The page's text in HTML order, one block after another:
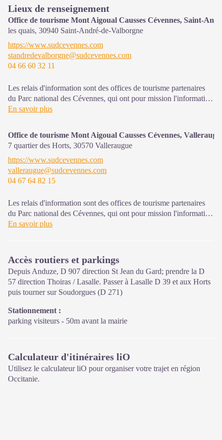
Lieux de renseignement
Office de tourisme Mont Aigoual Causses Cévennes, Saint-
les quais, 30940 Saint-André-de-Valborgne
https://www.sudcevennes.com
standredevalborgne@sudcevennes.com
04 66 60 32 11
Les relais d'information sont des offices de tourisme partenaires
du Parc national des Cévennes, qui ont pour mission l'information
et la sensibilisation sur l'offre de découverte et d'animation ainsi
En savoir plus
Office de tourisme Mont Aigoual Causses Cévennes,
7 quartier des Horts, 30570 Valleraugue
https://www.sudcevennes.com
valleraugue@sudcevennes.com
04 67 64 82 15
Les relais d'information sont des offices de tourisme partenaires
du Parc national des Cévennes, qui ont pour mission l'information
et la sensibilisation sur l'offre de découverte et d'animations ainsi
Ouvert toute l'année (se renseigner pour les jours et horaires
d'ouverture en période hivernale)
En savoir plus
Accès routiers et parkings
Depuis Anduze, D 907 direction St Jean du Gard; prendre la D
57 direction Thoiras / Lasalle. Passer à Lasalle D 39 et aux Horts
puis tourner sur Soudorgues (D 271)
Stationnement :
parking visiteurs - 50m avant la mairie
Calculateur d'itinéraires liO
Utilisez le calculateur liO pour organiser votre trajet en région
Occitanie.